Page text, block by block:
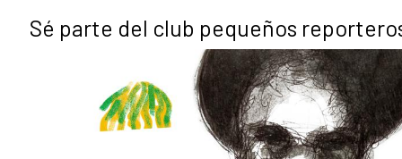
Sé parte del club pequeños